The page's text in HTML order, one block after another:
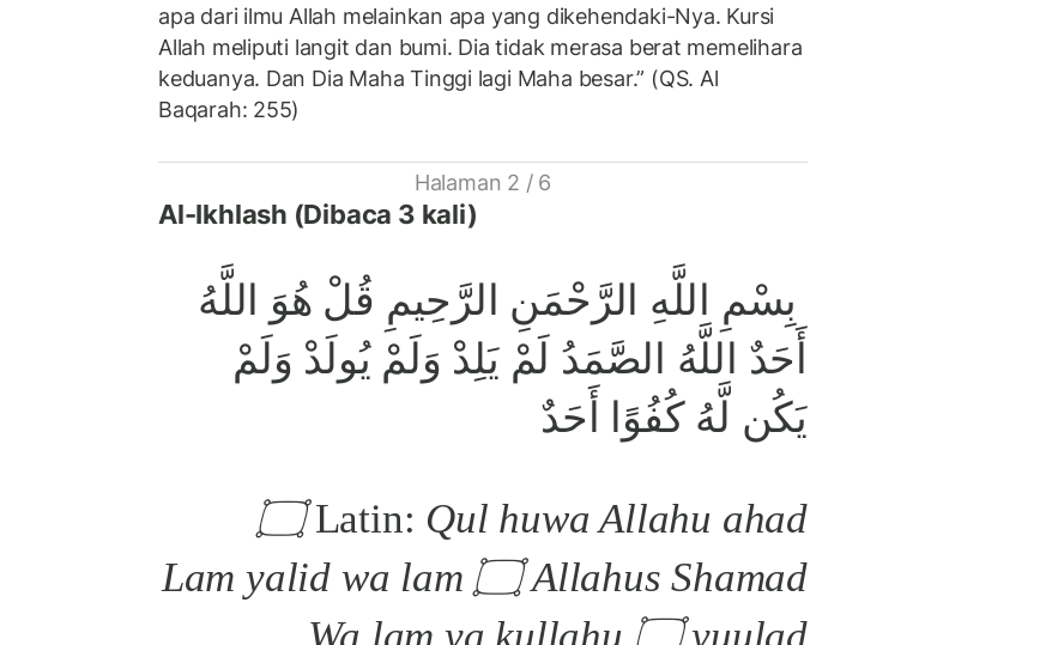
apa dari ilmu Allah melainkan apa yang dikehendaki-Nya. Kursi
Allah meliputi langit dan bumi. Dia tidak merasa berat memelihara
keduanya. Dan Dia Maha Tinggi lagi Maha besar.” (QS. Al
Baqarah: 255)
Halaman 2 / 6
Al-Ikhlash (Dibaca 3 kali)
بِسْمِ اللَّهِ الرَّحْمَنِ الرَّحِيمِ قُلْ هُوَ اللَّهُ
أَحَدٌ اللَّهُ الصَّمَدُ لَمْ يَلِدْ وَلَمْ يُولَدْ وَلَمْ
يَكُن لَّهُ كُفُوًا أَحَدٌ
Latin: Qul huwa Allahu ahad ۝
Allahus Shamad ۝ Lam yalid wa lam